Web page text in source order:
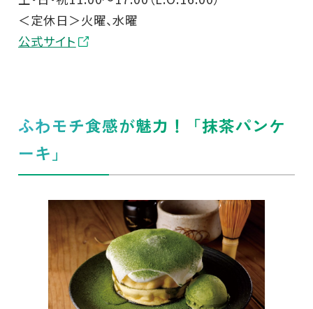
＜定休日＞火曜、水曜
公式サイト
ふわモチ食感が魅力！「抹茶パンケ
ーキ」